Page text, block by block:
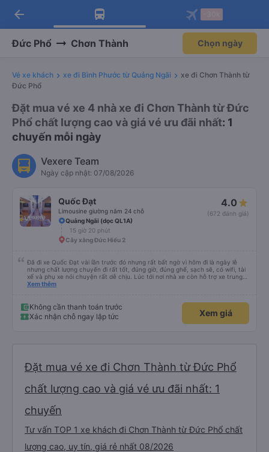
Tải app Vexere ngay!
Nhận ưu đãi thành viên độc
Mở app
Tải app Vexere
-30k/ghế khi đặt vé máy bay qua
Mở app
arrow_back
Đức Phổ Chơn Thành Chọn ngày
Vé xe khách xe đi Bình Phước từ Quảng Ngãi
xe đi Chơn Thành từ
Đức Phổ
Đặt mua vé xe 4 nhà xe đi Chơn Thành từ Đức
Phổ chất lượng cao và giá vé ưu đãi nhất: 1
chuyến mỗi ngày
Vexere Team
Ngày cập nhật: 07/08/2026
Quốc Đạt
Limousine giường nằm 24 chỗ
4.0
(672 đánh giá)
Quảng Ngãi (dọc QL1A)
15 giờ 20 phút
Cây xăng Đức Hiếu 2
Đã đi xe Quốc Đạt vài lần trước đó nhưng rất bất ngờ vì hôm đi là ngày lễ
nhưng chất lượng chuyến đi rất tốt, đúng giờ, đúng ghế, sạch sẽ, có wifi, tài
xế và phụ xe nói chuyện rất dễ chịu. Lúc tới nơi nhà xe còn hỗ trợ xe trung
chuyển tới tận nhà. 10đ cho nhà xe, hy vọng nhà xe duy trì được chất lượng
Xem thêm
Không cần thanh toán trước
Xác nhận chỗ ngay lập tức
Xem giá
Đặt mua vé xe đi Chơn Thành từ Đức Phổ
chất lượng cao và giá vé ưu đãi nhất: 1
chuyến
Tư vấn TOP 1 xe khách đi Chơn Thành từ Đức Phổ chất
lượng cao, uy tín, giá rẻ nhất 08/2026